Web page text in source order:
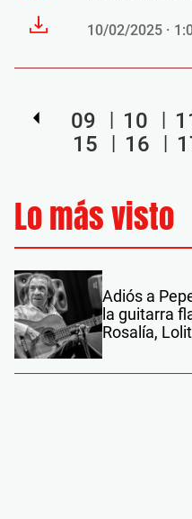
10/02/2025 ·
09 10
15
16
Lo más visto
Adiós a
la guitarra
Rosalía,